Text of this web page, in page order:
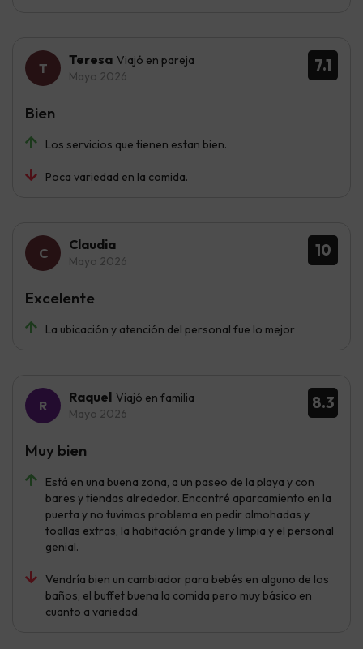
7.1
Teresa Viajó en pareja
Mayo 2026
Los servicios que tienen estan bien.
Poca variedad en la comida.
Bien
10
Claudia
Mayo 2026
La ubicación y atención del personal fue lo mejor
Excelente
8.3
Raquel Viajó en familia
Mayo 2026
Está en una buena zona, a un paseo de la playa y con
bares y tiendas alrededor. Encontré aparcamiento en la
puerta y no tuvimos problema en pedir almohadas y
toallas extras, la habitación grande y limpia y el personal
genial.
Vendría bien un cambiador para bebés en alguno de los
baños, el buffet buena la comida pero muy básico en
cuanto a variedad.
Muy bien